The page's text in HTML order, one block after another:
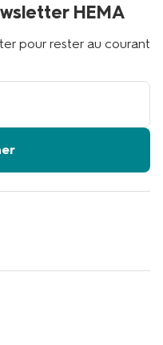
HEMA
pour rester au courant